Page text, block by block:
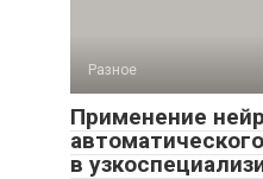
Разное
Применение
в